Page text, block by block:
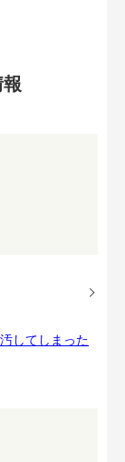
してしまった